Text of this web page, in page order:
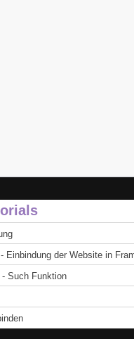
Einbindung der Website in
Such Funktion